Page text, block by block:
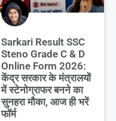
Sarkari Result SSC
Steno Grade C & D
Online Form 2026:
केंद्र सरकार के मंत्रालयों
में स्टेनोग्राफर बनने का
सुनहरा मौका, आज ही भरें
फॉर्म